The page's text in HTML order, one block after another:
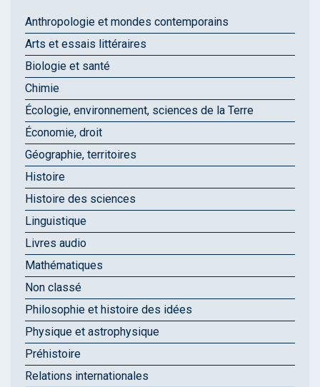
Anthropologie et mondes contemporains
Arts et essais littéraires
Biologie et santé
Chimie
Écologie, environnement, sciences de la Terre
Économie, droit
Géographie, territoires
Histoire
Histoire des sciences
Linguistique
Livres audio
Mathématiques
Non classé
Philosophie et histoire des idées
Physique et astrophysique
Préhistoire
Relations internationales